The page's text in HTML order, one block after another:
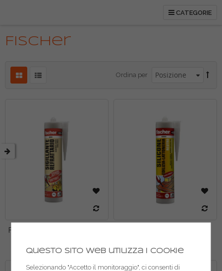
CATEGORIE
Fischer
Ordina per
Fischer Sigillante refrattario
Questo sito web utilizza i cookie
Selezionando "Accetto il monitoraggio", ci consenti di